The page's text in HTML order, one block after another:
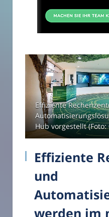
Effiziente
Hub vorgestellt
Effiziente
und
werden im